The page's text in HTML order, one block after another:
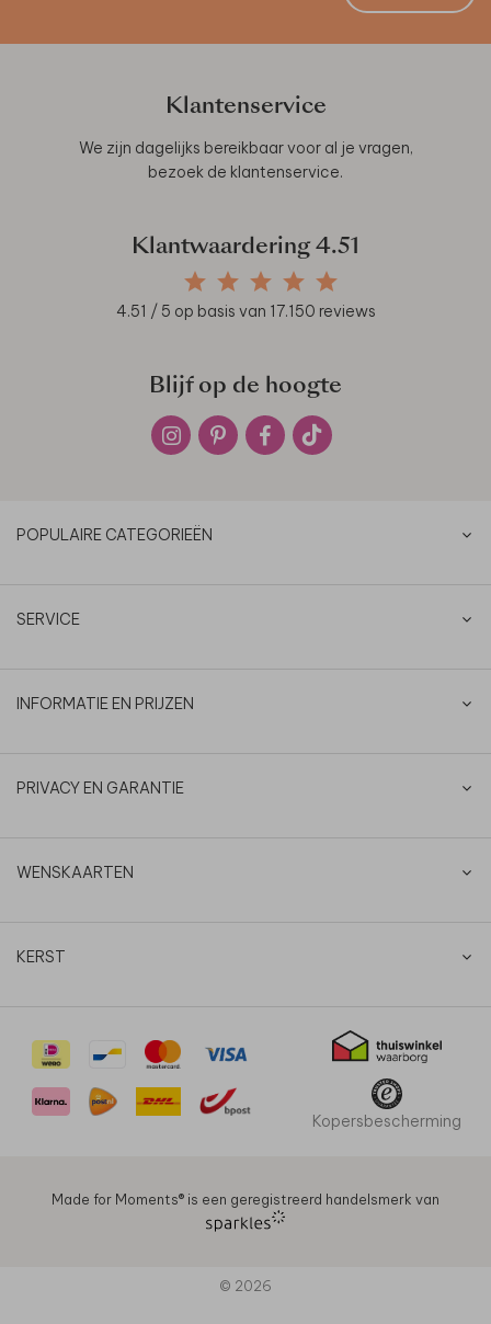
Klantenservice
We zijn dagelijks bereikbaar voor al je vragen,
bezoek de klantenservice.
Klantwaardering 4.51
4.51 / 5 op basis van 17.150 reviews
Blijf op de hoogte
POPULAIRE CATEGORIEËN
SERVICE
INFORMATIE EN PRIJZEN
PRIVACY EN GARANTIE
WENSKAARTEN
KERST
Kopersbescherming
Made for Moments®️ is een geregistreerd handelsmerk van
© 2026